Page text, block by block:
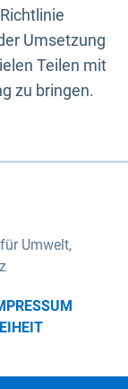
Umsetzung
Teilen mit
zu bringen.
Umwelt,